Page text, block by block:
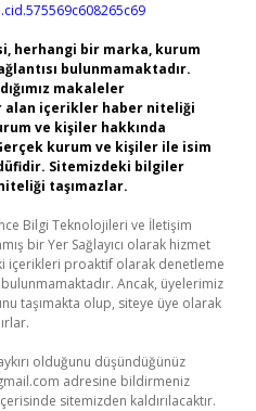
herhangi bir marka, kurum
bulunmamaktadır.
makaleler
alan içerikler haber niteliği
ve kişiler hakkında
kurum ve kişiler ile isim
Sitemizdeki bilgiler
taşımazlar.
Bilgi Teknolojileri ve İletişim
bir Yer Sağlayıcı olarak hizmet
içerikleri proaktif olarak denetleme
Ancak, üyelerimiz
taşımakta olup, siteye üye olarak
olduğunu düşündüğünüz
adresine bildirmeniz
sitemizden kaldırılacaktır.